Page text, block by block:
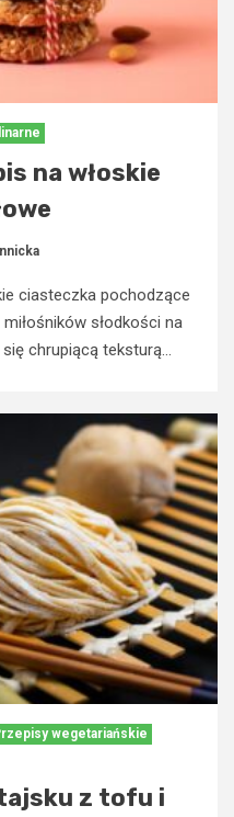
na włoskie
ciasteczka pochodzące
słodkości na
chrupiącą teksturą...
wegetariańskie
z tofu i